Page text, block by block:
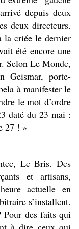
depuis deux
deux directeurs.
la criée le dernier
été encore une
Selon Le Monde,
Geismar, porte-
à manifester le
le mot d’ordre
daté du 23 mai :
27 ! »
Le Bris. Des
et artisans,
actuelle en
s’installent.
Pour des faits qui